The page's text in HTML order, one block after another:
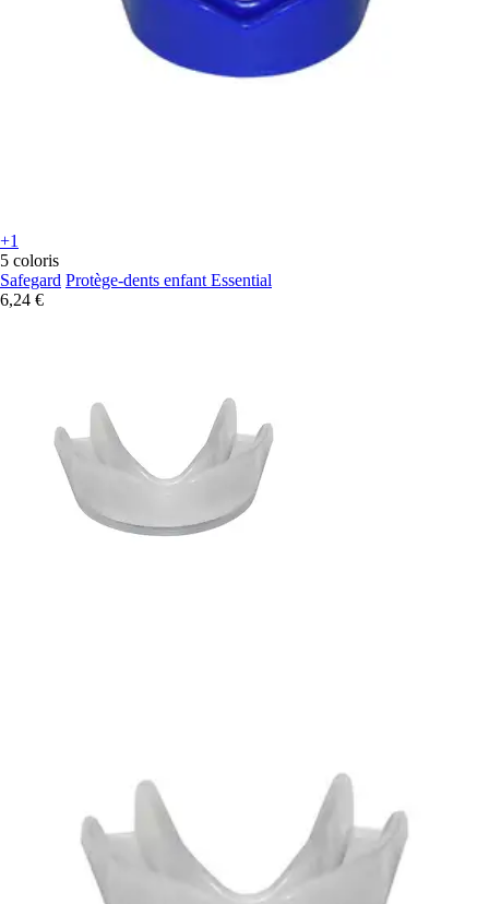
+1
5 coloris
Safegard Protège-dents enfant Essential
6,24 €